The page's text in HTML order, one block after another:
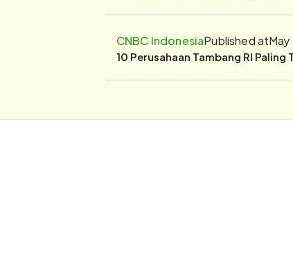
CNBC IndonesiaPublished at
10 Perusahaan Tambang RI